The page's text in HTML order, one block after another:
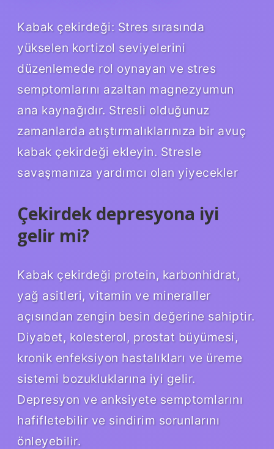
Kabak çekirdeği: Stres sırasında
yükselen kortizol seviyelerini
düzenlemede rol oynayan ve stres
semptomlarını azaltan magnezyumun
ana kaynağıdır. Stresli olduğunuz
zamanlarda atıştırmalıklarınıza bir avuç
kabak çekirdeği ekleyin. Stresle
savaşmanıza yardımcı olan yiyecekler
Çekirdek depresyona iyi
gelir mi?
Kabak çekirdeği protein, karbonhidrat,
yağ asitleri, vitamin ve mineraller
açısından zengin besin değerine sahiptir.
Diyabet, kolesterol, prostat büyümesi,
kronik enfeksiyon hastalıkları ve üreme
sistemi bozukluklarına iyi gelir.
Depresyon ve anksiyete semptomlarını
hafifletebilir ve sindirim sorunlarını
önleyebilir.